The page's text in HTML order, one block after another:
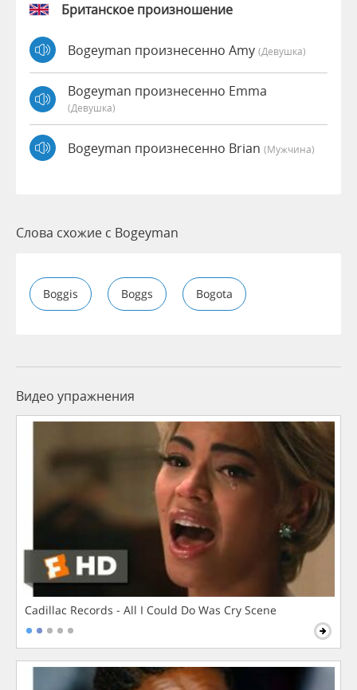
Британское произношение
Bogeyman произнесенно Amy (девушка)
Bogeyman произнесенно Emma
(девушка)
Bogeyman произнесенно Brian (мужчина)
Слова схожие с Bogeyman
Boggis Boggs Bogota
Видео упражнения
Cadillac Records - All I Could Do Was Cry Scene